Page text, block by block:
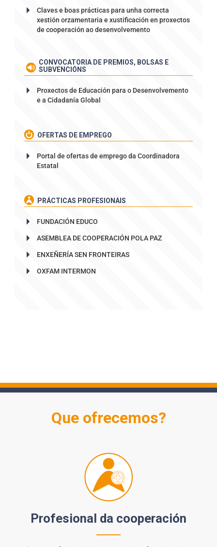
Claves e boas prácticas para unha correcta
xestión orzamentaria e xustificación en proxectos
de cooperación ao desenvolvemento
CONVOCATORIA DE PREMIOS, BOLSAS E
SUBVENCIÓNS
Proxectos de Educación para o Desenvolvemento
e a Cidadanía Global
OFERTAS DE EMPREGO
Portal de ofertas de emprego da Coordinadora
Estatal
PRÁCTICAS PROFESIONAIS
FUNDACIÓN EDUCO
ASEMBLEA DE COOPERACIÓN POLA PAZ
ENXEÑERÍA SEN FRONTEIRAS
OXFAM INTERMON
Que ofrecemos?
Profesional da cooperación